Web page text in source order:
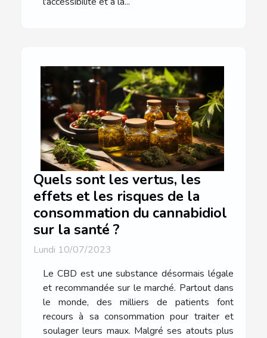
Quels sont les vertus, les
effets et les risques de la
consommation du cannabidiol
sur la santé ?
Lundi 10/07/2023
Le CBD est une substance désormais légale
et recommandée sur le marché. Partout dans
le monde, des milliers de patients font
recours à sa consommation pour traiter et
soulager leurs maux. Malgré ses atouts plus